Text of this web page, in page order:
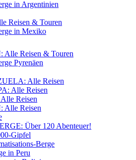
in Argentinien
Reisen & Touren
in Mexiko
Alle Reisen & Touren
Pyrenäen
Alle Reisen
Alle Reisen
Reisen
Reisen
Über 120 Abenteuer!
Gipfel
Berge
in Peru